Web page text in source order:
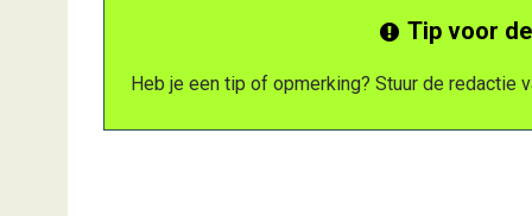
Tip voor
Heb je een tip of opmerking? Stuur de redactie